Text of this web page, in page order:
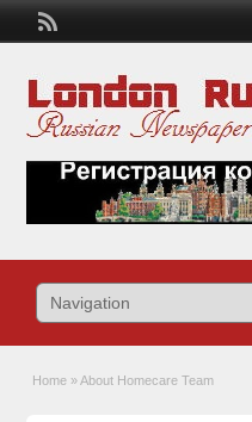
Home » About Homecare Team